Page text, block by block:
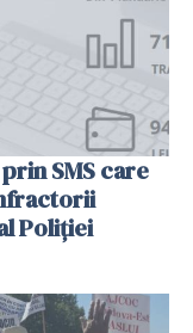
SMS care
Poliției